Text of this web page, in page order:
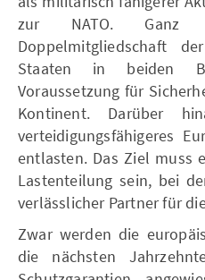
zur NATO. Ganz
Doppelmitgliedschaft
Staaten in beiden
Voraussetzung für
Kontinent. Darüber
verteidigungsfähigeres
entlasten. Das Ziel muss
Lastenteilung sein, bei
verlässlicher Partner für
Zwar werden die
die nächsten